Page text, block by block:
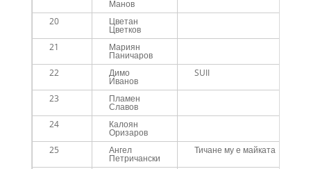
Манов
20
Цветан
Цветков
21
Мариян
Паничаров
22
Димо
Иванов
SUII
23 Пламен
Славов
24
Калоян
Оризаров
25
Ангел
Петричански
Тичане му е майката